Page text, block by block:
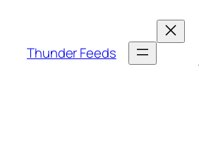
Thunder Feeds